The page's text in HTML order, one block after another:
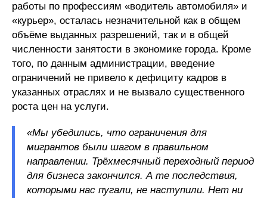
работы по профессиям «водитель автомобиля» и
«курьер», осталась незначительной как в общем
объёме выданных разрешений, так и в общей
численности занятости в экономике города. Кроме
того, по данным администрации, введение
ограничений не привело к дефициту кадров в
указанных отраслях и не вызвало существенного
роста цен на услуги.
«Мы убедились, что ограничения для
мигрантов были шагом в правильном
направлении. Трёхмесячный переходный период
для бизнеса закончился. А те последствия,
которыми нас пугали, не наступили. Нет ни